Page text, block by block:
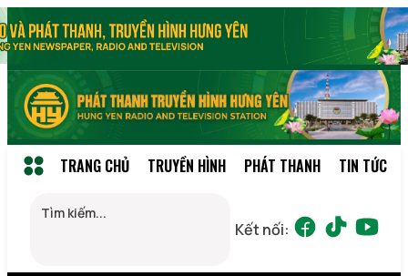
TRANG CHỦ TRUYỀN HÌNH PHÁT THANH TIN TỨC
Kết nối: